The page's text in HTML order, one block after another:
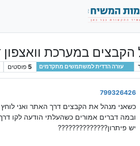
הקבצים במערכת
עזרה הדדית למשתמשים מתקדמים 5 פוסטים
799326426
כשאני מנהל את הקבצים דרך האתר ואני לוחץ הצג קבצים הוא מראה
ובמה דברים אמורים כשהעלתי הודעה לקו דרך
יש פיתרון??????????????